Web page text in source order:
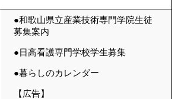
●和歌山県立産業技術専門学院生徒
募集案内
●日高看護専門学校学生募集
●暮らしのカレンダー
【広告】